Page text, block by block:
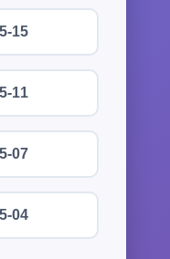
15
11
07
04